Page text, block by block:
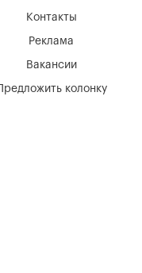
Вакансии
Реклама
Контакты
Предложить колонку